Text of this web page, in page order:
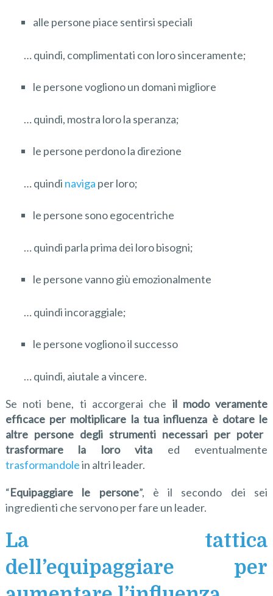
alle persone piace sentirsi speciali
… quindi, complimentati con loro sinceramente;
le persone vogliono un domani migliore
… quindi, mostra loro la speranza;
le persone perdono la direzione
… quindi naviga per loro;
le persone sono egocentriche
… quindi parla prima dei loro bisogni;
le persone vanno giù emozionalmente
… quindi incoraggiale;
le persone vogliono il successo
… quindi, aiutale a vincere.
Se noti bene, ti accorgerai che ilmodoveramente
efficace per moltiplicare la tua influenza è dotare le
altre persone degli strumenti necessari per poter
trasformare
la loro vita ed eventualmente
trasformandolein altri leader.
“Equipaggiare le persone”, è il secondo dei sei
ingredienti che servono per fare un leader.
La tattica
dell’equipaggiare per